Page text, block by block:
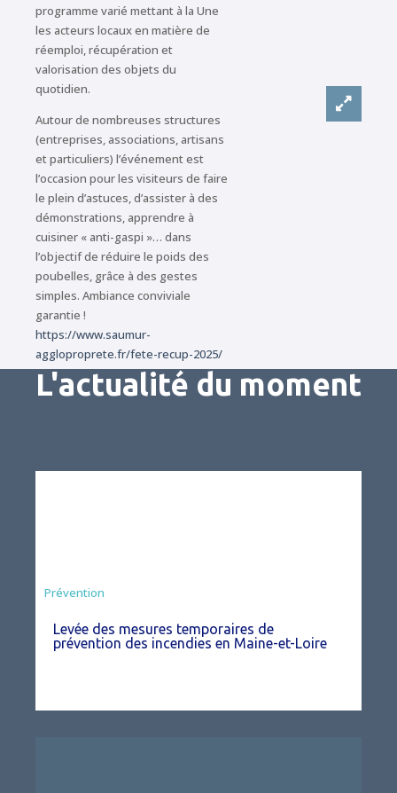
programme varié mettant à la Une
les acteurs locaux en matière de
réemploi, récupération et
valorisation des objets du
quotidien.
Autour de nombreuses structures
(entreprises, associations, artisans
et particuliers) l’événement est
l’occasion pour les visiteurs de faire
le plein d’astuces, d’assister à des
démonstrations, apprendre à
cuisiner « anti-gaspi »… dans
l’objectif de réduire le poids des
poubelles, grâce à des gestes
simples. Ambiance conviviale
garantie !
https://www.saumur-
aggloproprete.fr/fete-recup-2025/
L'actualité du moment
Préfecture
Prévention
Levée des mesures temporaires de
prévention des incendies en Maine-et-Loire